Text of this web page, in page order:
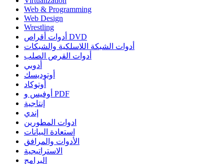
Web & Programming
Web Design
Wrestling
أدوات أقراص DVD
أدوات الشبكة اللاسلكية والشبكات
أدوات القرص الصلب
أدوبي
أوتوديسك
أوتوكاد
أوفيس و PDF
إنتاجية
إندي
ادوات المطورين
استعادة البيانات
الأدوات والمرافق
الاستراتيجية
البرامج